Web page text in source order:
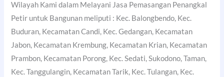
Wilayah Kami dalam Melayani Jasa Pemasangan Penangkal
Petir untuk Bangunan meliputi : Kec. Balongbendo, Kec.
Buduran, Kecamatan Candi, Kec. Gedangan, Kecamatan
Jabon, Kecamatan Krembung, Kecamatan Krian, Kecamatan
Prambon, Kecamatan Porong, Kec. Sedati, Sukodono, Taman,
Kec. Tanggulangin, Kecamatan Tarik, Kec. Tulangan, Kec.